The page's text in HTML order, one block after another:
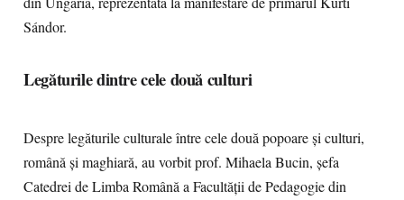
Sándor.
Legăturile dintre cele două culturi
Despre legăturile culturale între cele două popoare și culturi,
română și maghiară, au vorbit prof. Mihaela Bucin, șefa
Catedrei de Limba Română a Facultății de Pedagogie din